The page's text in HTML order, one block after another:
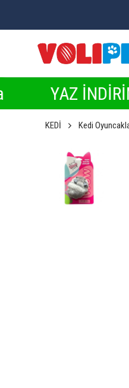
KEDİ Kedi